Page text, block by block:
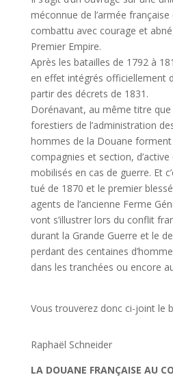
méconnue de l’armée
combattu avec courage et
Premier Empire.
Après les batailles de 1792 à
en effet intégrés officiellement
partir des décrets de 1831.
Dorénavant, au même titre que
forestiers de l’administration
hommes de la Douane
compagnies et section,
mobilisés en cas de guerre. Et
tué de 1870 et le premier
agents de l’ancienne Ferme
vont s’illustrer lors du conflit
durant la Grande Guerre et le
perdant des centaines
dans les tranchées ou encore
Vous trouverez donc ci-joint le
Raphaël Schneider
LA DOUANE FRANÇAISE AU